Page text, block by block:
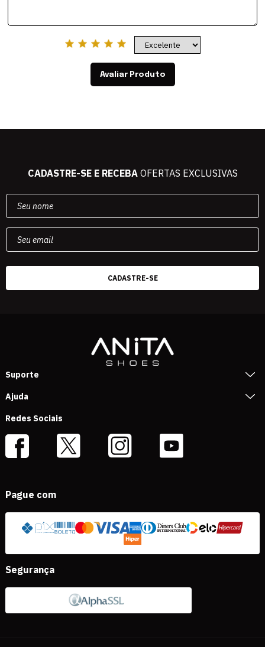
Avaliar Produto
CADASTRE-SE E RECEBAOFERTAS EXCLUSIVAS
Suporte
Ajuda
Redes Sociais
Pague com
Segurança